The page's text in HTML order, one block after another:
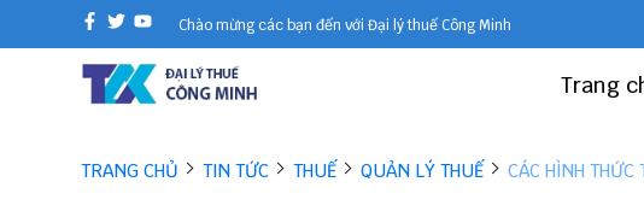
Chào mừng các bạn đến với Đại lý thuế Công Minh
Trang
TRANG CHỦ TIN TỨC THUẾ QUẢN LÝ THUẾ CÁC HÌNH THỨC